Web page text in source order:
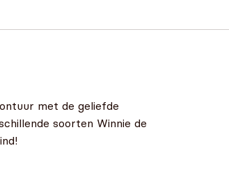
met de geliefde
soorten Winnie de